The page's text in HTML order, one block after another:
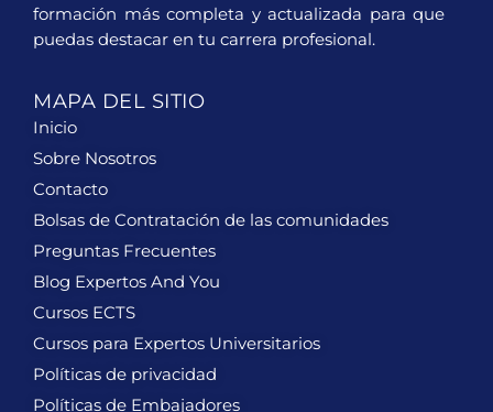
formación más completa y actualizada para que
puedas destacar en tu carrera profesional.
MAPA DEL SITIO
Inicio
Sobre Nosotros
Contacto
Bolsas de Contratación de las comunidades
Preguntas Frecuentes
Blog Expertos And You
Cursos ECTS
Cursos para Expertos Universitarios
Políticas de privacidad
Políticas de Embajadores